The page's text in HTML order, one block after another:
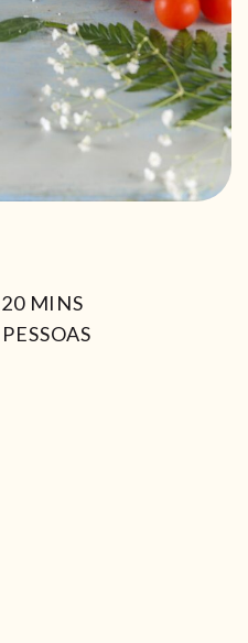
20MIN
MINS
PESSOAS